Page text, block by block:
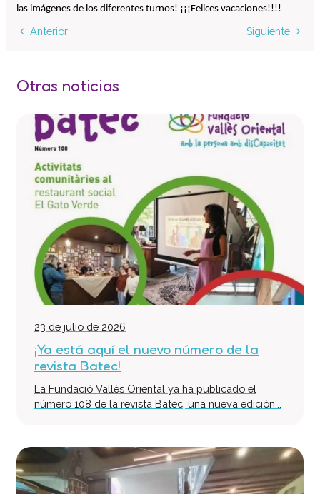
Manipulados Industriales
Lavandería
Servicios Generales
Practicas e inserción laboral
Equipo Multidisciplinario de Soporte
Colabora
Voluntari@s
Donaciones
Proyectos
Noticias
las imágenes de los diferentes turnos! ¡¡¡Felices vacaciones!!!!
Anterior Siguiente
Otras noticias
23 de julio de 2026
¡Ya está aquí el nuevo número de la
revista Batec!
La Fundació Vallès Oriental ya ha publicado el
número 108 de la revista Batec, una nueva edición...